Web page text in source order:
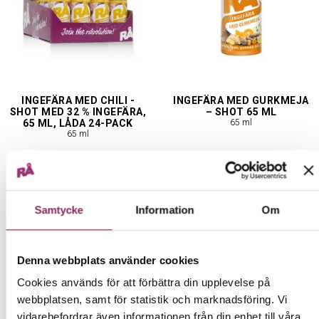
Samtycke Information Om
Denna webbplats använder cookies
Cookies används för att förbättra din upplevelse på
webbplatsen, samt för statistik och marknadsföring. Vi
INGEFÄRA MED CHILI -
SHOT MED 32 % INGEFÄRA,
65 ML, LÅDA 24-PACK
65 ml
KÖP NU
INGEFÄRA MED GURKMEJA
– SHOT 65 ML
65 ml
18,00 kr
KÖP NU